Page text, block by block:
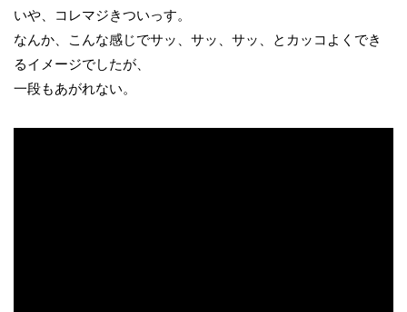
いや、コレマジきついっす。
なんか、こんな感じでサッ、サッ、サッ、とカッコよくでき
るイメージでしたが、
一段もあがれない。